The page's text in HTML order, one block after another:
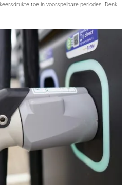
toe in voorspelbare periodes. Denk